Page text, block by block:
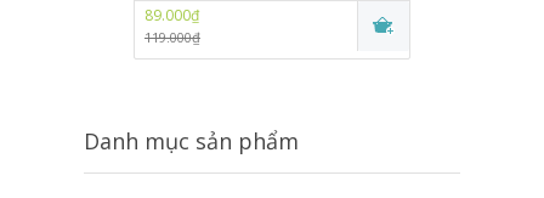
89.000₫
119.000₫
Danh mục sản phẩm